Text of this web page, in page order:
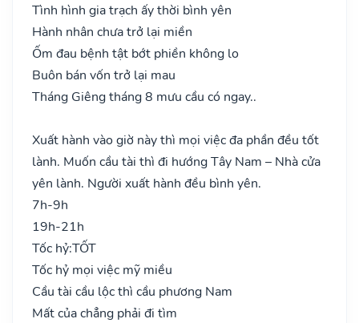
Tình hình gia trạch ấy thời bình yên
Hành nhân chưa trở lại miền
Ốm đau bệnh tật bớt phiền không lo
Buôn bán vốn trở lại mau
Tháng Giêng tháng 8 mưu cầu có ngay..
Xuất hành vào giờ này thì mọi việc đa phần đều tốt
lành. Muốn cầu tài thì đi hướng Tây Nam – Nhà cửa
yên lành. Người xuất hành đều bình yên.
7h-9h
19h-21h
Tốc hỷ:TỐT
Tốc hỷ mọi việc mỹ miều
Cầu tài cầu lộc thì cầu phương Nam
Mất của chẳng phải đi tìm